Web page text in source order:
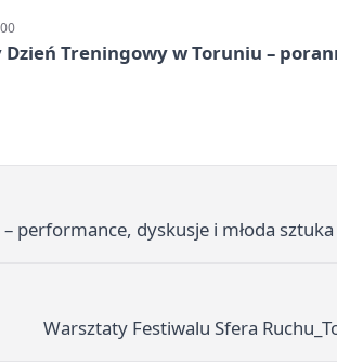
Treningowy w Toruniu –
– performance, dyskusje i młoda
Warsztaty Festiwalu Sfera